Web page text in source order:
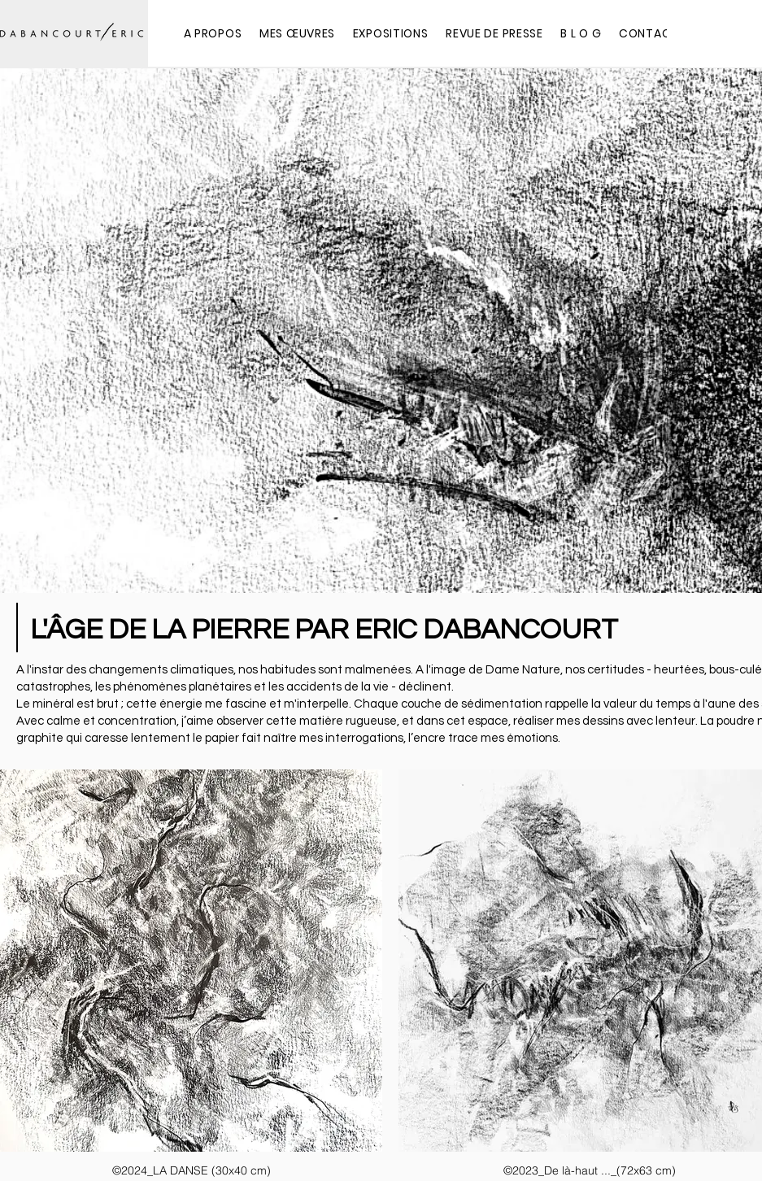
A PROPOS MES ŒUVRES EXPOSITIONS REVUE DE PRESSE B L O G CONTACT
A l'instar des changements climatiques, nos habitudes sont malmenées. A l'image de Dame Nature, nos certitudes - heurtées, bous-
catastrophes, les phénomènes planétaires et les accidents de la vie - déclinent.
Le minéral est brut ; cette énergie me fascine et m'interpelle. Chaque couche de sédimentation rappelle la valeur du temps à l'aune des
Avec calme et concentration, j’aime observer cette matière rugueuse, et dans cet espace, réaliser mes dessins avec lenteur. La poudre
graphite qui caresse lentement le papier fait naître mes interrogations, l’encre trace mes émotions.
L'ÂGE DE LA PIERRE PAR ERIC DABANCOURT
©2024_LA DANSE (30x40 cm) ©2023_De là-haut ..._(72x63 cm)